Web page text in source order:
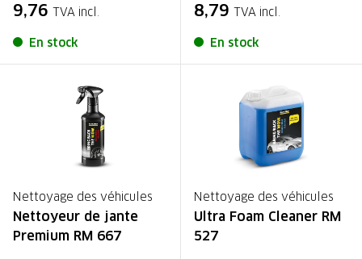
9,76 TVA incl.
En stock
8,79 TVA incl.
En stock
Nettoyage des véhicules
Nettoyeur de jante
Premium RM 667
Nettoyage des véhicules
Ultra Foam Cleaner RM
527